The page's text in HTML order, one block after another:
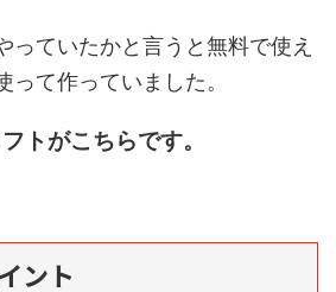
っていたかと言うと無料で使え
って作っていました。
トがこちらです。
ント